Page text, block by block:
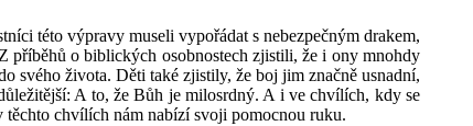
této výpravy museli vypořádat s nebezpečným drakem,
příběhů o biblických osobnostech zjistili, že i ony mnohdy
svého života. Děti také zjistily, že boj jim značně usnadní,
A to, že Bůh je milosrdný. A i ve chvílích, kdy se
těchto chvílích nám nabízí svoji pomocnou ruku.